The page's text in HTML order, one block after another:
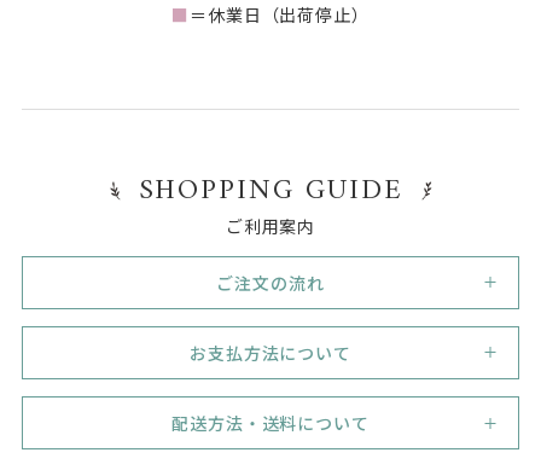
■ ＝休業日（出荷停止）
SHOPPING GUIDE
ご利用案内
ご注文の流れ
1
新規会員登録
初めてご利用のお客様は、まずは新規会員登録（無料）
を行って下さい。
かるよう、ネットショップのＵＲＬ、会社のホームペー
お支払方法について
代金引換
代引き手数料330円（税込）。但し33,000円（税込）の
ご注文で代引き手数料無料！
配送方法・送料について